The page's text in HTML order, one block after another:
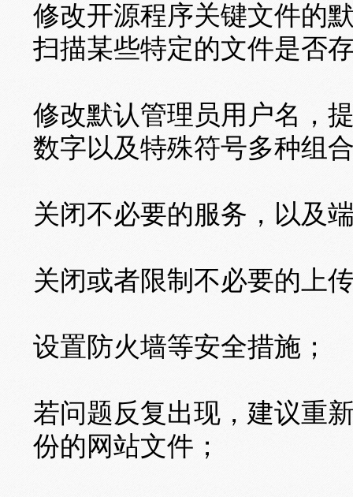
修改开源程序关键文件的
扫描某些特定的文件是否
修改默认管理员用户名，
数字以及特殊符号多种组
关闭不必要的服务，以及
关闭或者限制不必要的上
设置防火墙等安全措施；
若问题反复出现，建议重
份的网站文件；